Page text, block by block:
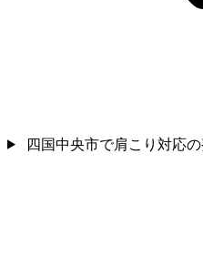
四国中央市で肩こり対応